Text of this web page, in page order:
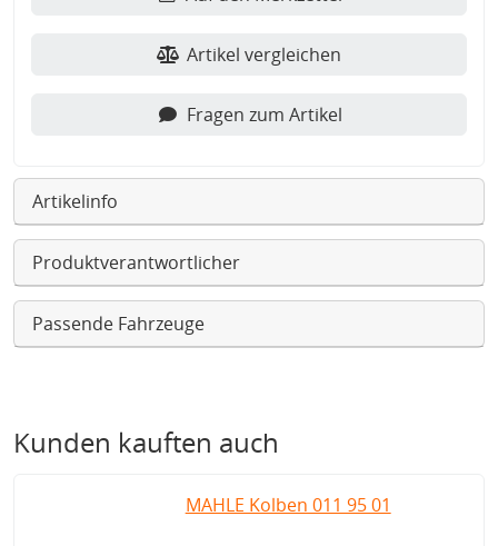
Artikel vergleichen
Fragen zum Artikel
Artikelinfo
Produktverantwortlicher
Passende Fahrzeuge
Kunden kauften auch
MAHLE Kolben 011 95 01